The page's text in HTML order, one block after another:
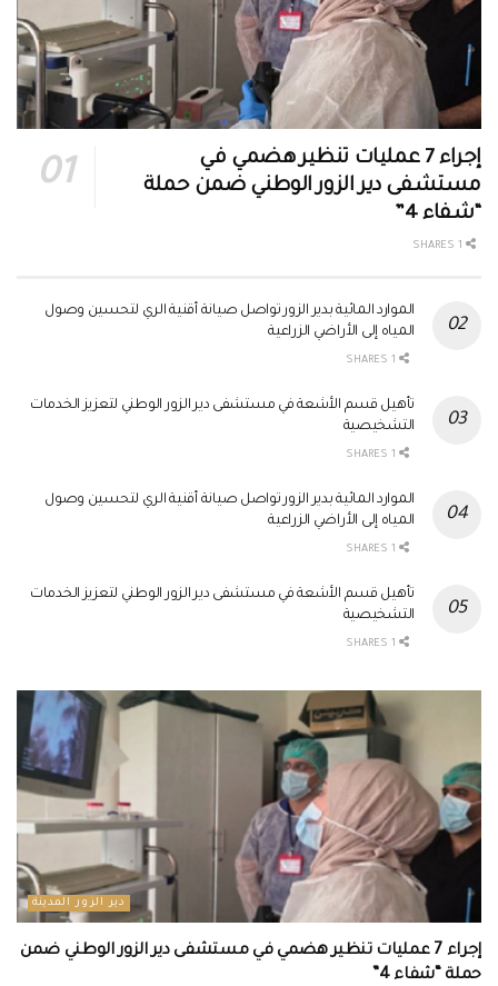
إجراء 7 عمليات تنظير هضمي في
مستشفى دير الزور الوطني ضمن حملة
“شفاء 4”
الموارد المائية بدير الزور تواصل صيانة أقنية الري لتحسين وصول
المياه إلى الأراضي الزراعية
تأهيل قسم الأشعة في مستشفى دير الزور الوطني لتعزيز الخدمات
التشخيصية
الموارد المائية بدير الزور تواصل صيانة أقنية الري لتحسين وصول
المياه إلى الأراضي الزراعية
تأهيل قسم الأشعة في مستشفى دير الزور الوطني لتعزيز الخدمات
التشخيصية
دير الزور المدينة
إجراء 7 عمليات تنظير هضمي في مستشفى دير الزور الوطني ضمن
حملة “شفاء 4”